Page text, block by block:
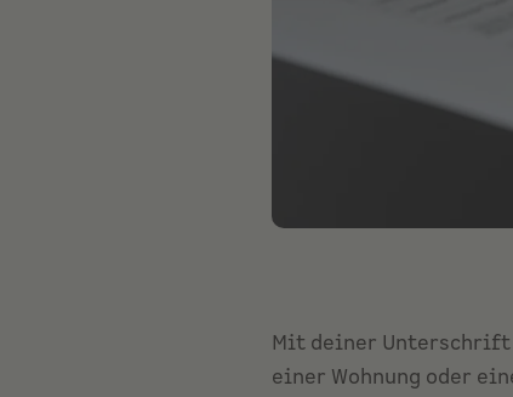
Mit deiner Unterschrift
einer Wohnung oder